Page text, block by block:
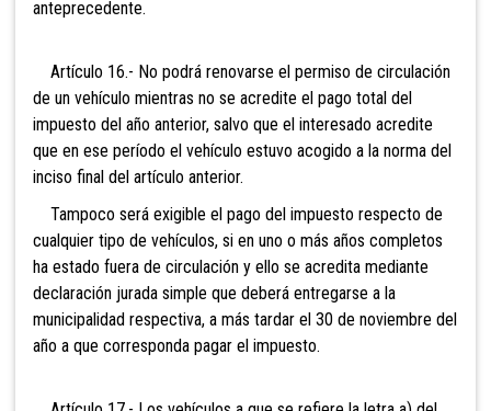
anteprecedente.
Artículo 16.- No podrá renovarse el permiso de circulación
de un vehículo mientras no se acredite el pago total del
impuesto del año anterior, salvo que el interesado acredite
que en ese período el vehículo estuvo acogido a la norma del
inciso final del artículo anterior.
Tampoco será exigible el pago del impuesto respecto de
cualquier tipo de vehículos, si en uno o más años completos
ha estado fuera de circulación y ello se acredita mediante
declaración jurada simple que deberá entregarse a la
municipalidad respectiva, a más tardar el 30 de noviembre del
año a que corresponda pagar el impuesto.